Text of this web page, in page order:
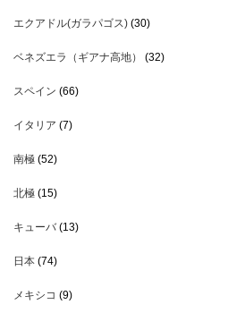
エクアドル(ガラパゴス) (30)
ベネズエラ（ギアナ高地） (32)
スペイン (66)
イタリア (7)
南極 (52)
北極 (15)
キューバ(13)
日本 (74)
メキシコ (9)